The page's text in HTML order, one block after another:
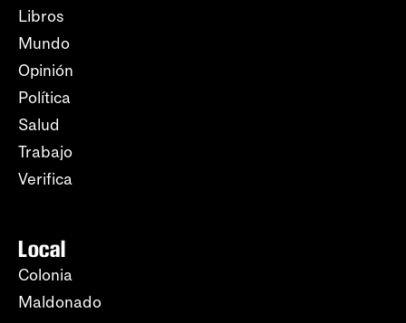
Libros
Mundo
Opinión
Política
Salud
Trabajo
Verifica
Local
Colonia
Maldonado